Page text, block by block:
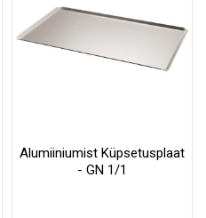
Alumiiniumist Küpsetusplaat
- GN 1/1